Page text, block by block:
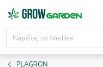
Přejít
obsah
PLAGRON